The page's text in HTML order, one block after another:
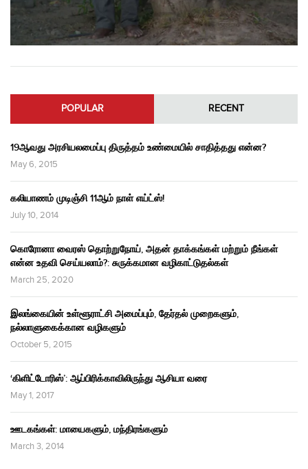
POPULAR RECENT
19ஆவது அரசியலமைப்பு திருத்தம் உண்மையில் சாதித்தது என்ன?
May 6, 2015
கலியாணம் முடிஞ்சி 11ஆம் நாள் எய்ட்ஸ்!
July 10, 2014
கொரோனா வைரஸ் தொற்றுநோய், அதன் தாக்கங்கள் மற்றும் நீங்கள்
என்ன உதவி செய்யலாம்?: சுருக்கமான வழிகாட்டுதல்கள்
March 25, 2020
இலங்கையின் உள்ளூராட்சி அமைப்பும், தேர்தல் முறைகளும்,
நல்லாளுகைக்கான வழிகளும்
October 5, 2015
‘கிளிட்டோரிஸ்’: ஆப்பிரிக்காவிலிருந்து ஆசியா வரை
May 1, 2017
ஊடகங்கள்: மாயைகளும், மந்திரங்களும்
March 3, 2014